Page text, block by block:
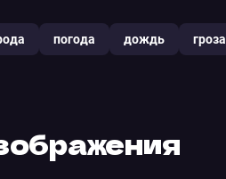
погода дождь гроза